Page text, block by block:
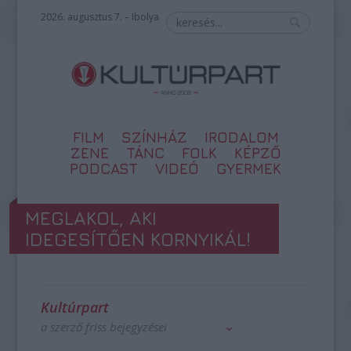
2026. augusztus 7. – Ibolya
FILM SZÍNHÁZ
IRODALOM
ZENE
TÁNC FOLK
KÉPZŐ
PODCAST
VIDEÓ GYERMEK
MEGLAKOL, AKI
IDEGESÍTŐEN KORNYIKÁL!
Kultúrpart
a szerző friss bejegyzései